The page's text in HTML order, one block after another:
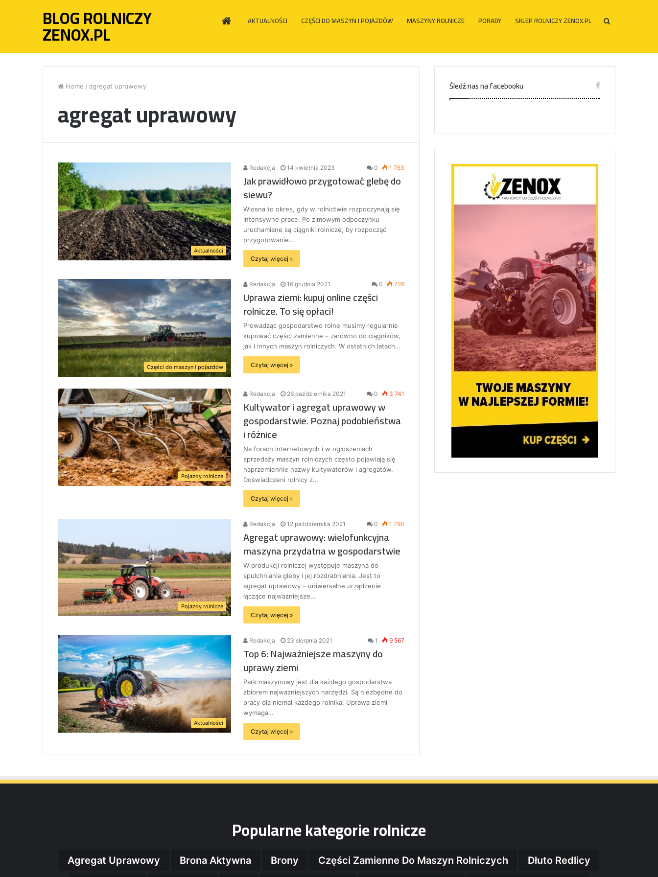
BLOG ROLNICZY
ZENOX.PL HOME AKTUALNOŚCI CZĘŚCI DO MASZYN I POJAZDÓW MASZYNY ROLNICZE PORADY SKLEP ROLNICZY ZENOX.PL
Home / agregat uprawowy
agregat uprawowy
Aktualności
Redakcja 14 kwietnia 2023 0 1 763
Jak prawidłowo przygotować glebę do
siewu?
Wiosna to okres, gdy w rolnictwie rozpoczynają się
intensywne prace. Po zimowym odpoczynku
uruchamiane są ciągniki rolnicze, by rozpocząć
przygotowanie…
Czytaj więcej »
Części do maszyn i pojazdów
Redakcja 16 grudnia 2021 0 726
Uprawa ziemi: kupuj online części
rolnicze. To się opłaci!
Prowadząc gospodarstwo rolne musimy regularnie
kupować części zamienne – zarówno do ciągników,
jak i innych maszyn rolniczych. W ostatnich latach…
Czytaj więcej »
Pojazdy rolnicze
Redakcja 26 października 2021 0 3 741
Kultywator i agregat uprawowy w
gospodarstwie. Poznaj podobieństwa
i różnice
Na forach internetowych i w ogłoszeniach
sprzedaży maszyn rolniczych często pojawiają się
naprzemiennie nazwy kultywatorów i agregatów.
Doświadczeni rolnicy z…
Czytaj więcej »
Pojazdy rolnicze
Redakcja 12 października 2021 0 1 790
Agregat uprawowy: wielofunkcyjna
maszyna przydatna w gospodarstwie
W produkcji rolniczej występuje maszyna do
spulchniania gleby i jej rozdrabniania. Jest to
agregat uprawowy – uniwersalne urządzenie
łączące najważniejsze…
Czytaj więcej »
Aktualności
Redakcja 23 sierpnia 2021 1 9 567
Top 6: Najważniejsze maszyny do
uprawy ziemi
Park maszynowy jest dla każdego gospodarstwa
zbiorem najważniejszych narzędzi. Są niezbędne do
pracy dla niemal każdego rolnika. Uprawa ziemi
wymaga…
Czytaj więcej »
Śledź nas na facebooku
Popularne kategorie rolnicze
Agregat Uprawowy Brona Aktywna Brony Części Zamienne Do Maszyn Rolniczych Dłuto Redlicy